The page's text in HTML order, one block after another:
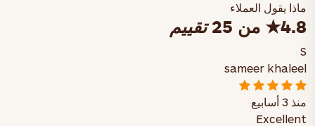
ماذا يقول العملاء
4.8
★ من 25 تقييم
S
sameer khaleel
منذ 3 أسابيع
Excellent